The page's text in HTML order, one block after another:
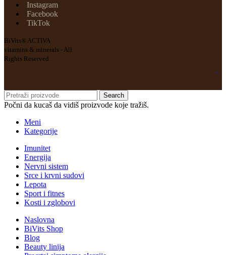
Instagram
Facebook
TikTok
BiVits® ACTIVA
vitamins & minerals - All
Rights Reserved.
Search
Počni da kucaš da vidiš proizvode koje tražiš.
Meni
Kategorije
Imunitet
Energija
Nervni sistem
Srce i krvni sudovi
Lepota
Sport i fitnes
Kosti i zglobovi
Naslovna
BiVits Shop
Blog
Beauty linija